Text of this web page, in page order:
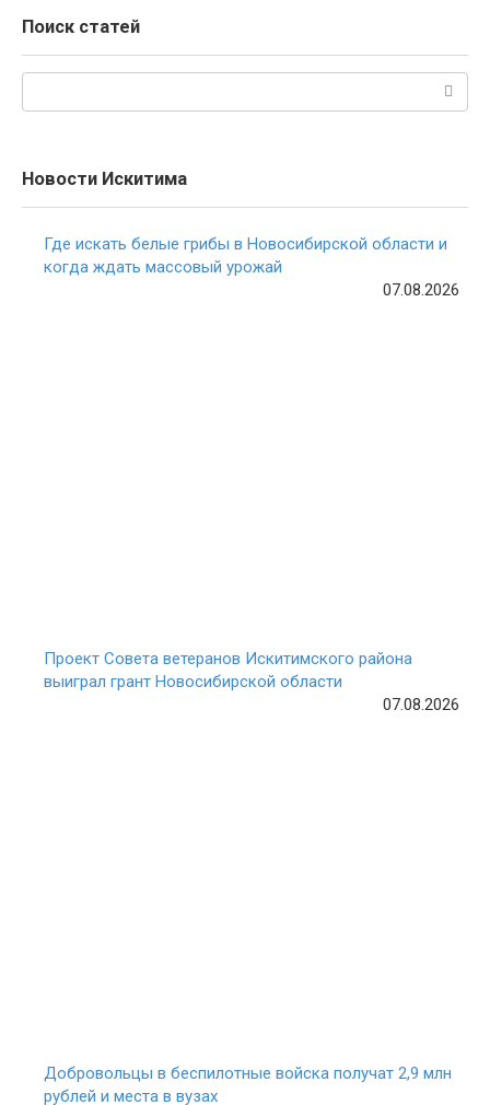
Поиск статей
Новости Искитима
Где искать белые грибы в Новосибирской области и
когда ждать массовый урожай
07.08.2026
Проект Совета ветеранов Искитимского района
выиграл грант Новосибирской области
07.08.2026
Добровольцы в беспилотные войска получат 2,9 млн
рублей и места в вузах